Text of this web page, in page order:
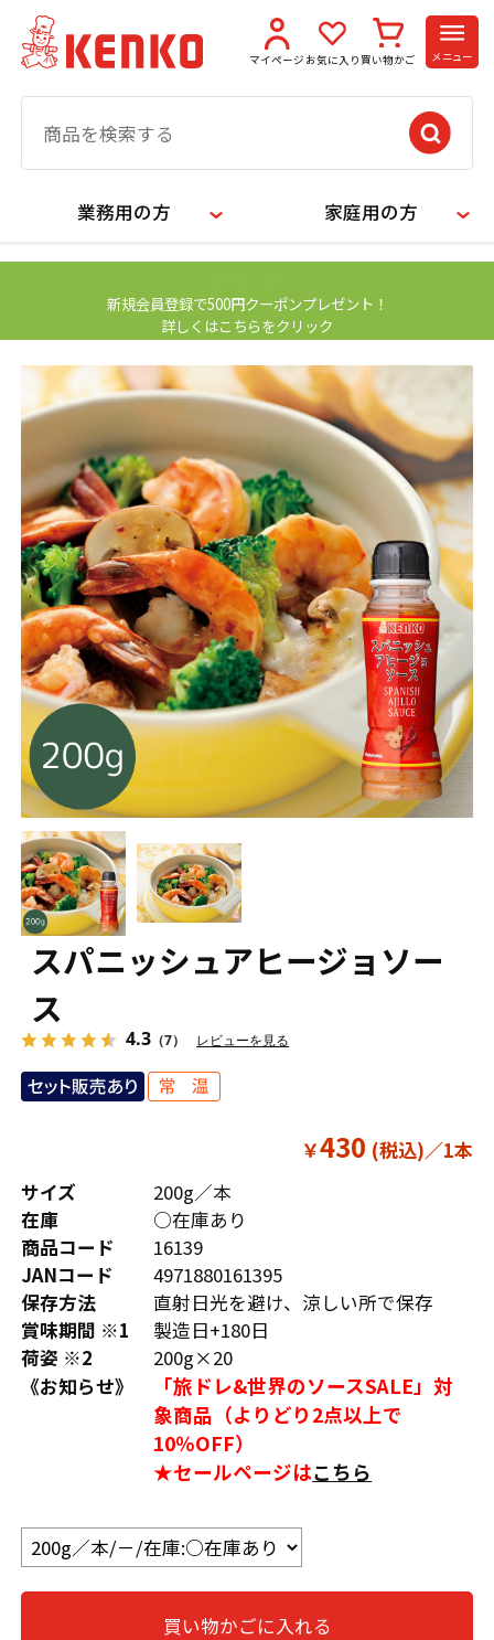
マイページ お気に入り 買い物かご メニュー
業務用の方 家庭用の方
新規会員登録で500円クーポンプレゼント！
詳しくはこちらをクリック
スパニッシュアヒージョソー
ス
4.3 （7） レビューを見る
￥430
サイズ 200g／本
商品コード 16139
在庫 ○在庫あり
JANコード
4971880161395
保存方法
直射日光を避け、涼しい所で保存
賞味期間 ※1
製造日+180日
荷姿 ※2
200g×20
《お知らせ》
「旅ドレ&世界のソースSALE」対
象商品（よりどり2点以上で
10％OFF）
★セールページはこちら
買い物かごに入れる